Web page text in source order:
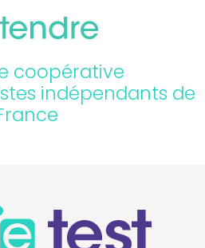
coopérative
indépendants de